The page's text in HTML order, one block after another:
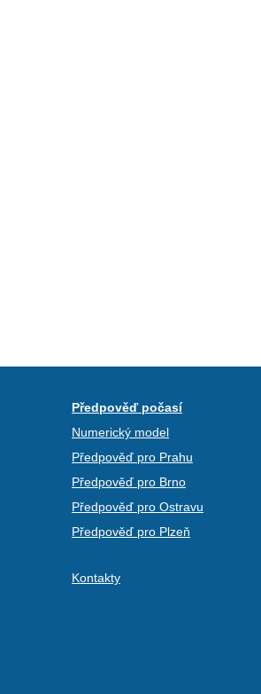
Předpověď počasí
Numerický model
Předpověď pro Prahu
Předpověď pro Brno
Předpověď pro Ostravu
Předpověď pro Plzeň
Kontakty